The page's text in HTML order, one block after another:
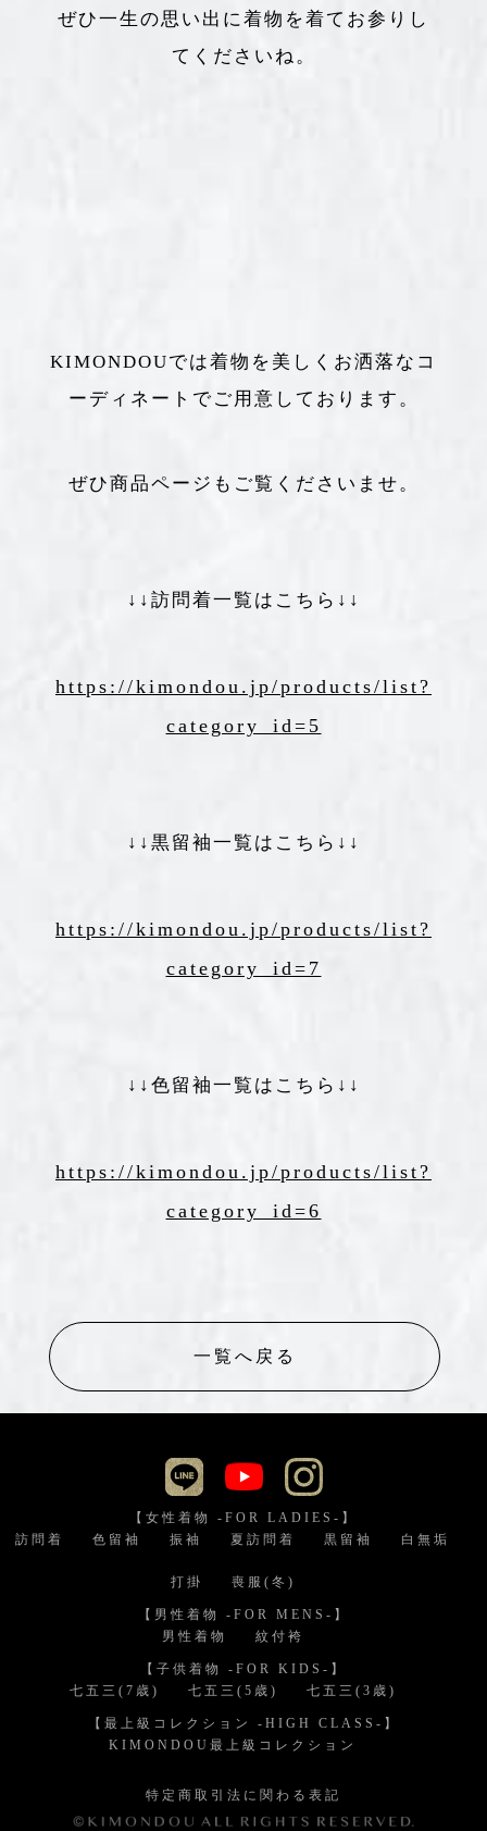
ぜひ一生の思い出に着物を着てお参りし
てくださいね。
KIMONDOUでは着物を美しくお洒落なコ
ーディネートでご用意しております。
ぜひ商品ページもご覧くださいませ。
↓↓訪問着一覧はこちら↓↓
https://kimondou.jp/products/list?
category_id=5
↓↓黒留袖一覧はこちら↓↓
https://kimondou.jp/products/list?
category_id=7
↓↓色留袖一覧はこちら↓↓
https://kimondou.jp/products/list?
category_id=6
一覧へ戻る
【女性着物 -FOR LADIES-】
訪問着
色留袖 振袖 夏訪問着 黒留袖 白無垢
打掛 喪服(冬)
【男性着物 -FOR MENS-】
男性着物
紋付袴
【子供着物 -FOR KIDS-】
七五三(7歳)
七五三(5歳) 七五三(3歳)
【最上級コレクション -HIGH CLASS-】
KIMONDOU最上級コレクション
特定商取引法に関わる表記